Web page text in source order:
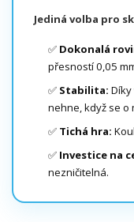
Jediná volba pro
✅ Dokonalá
přesností 0,05
✅ Stabilita:
nehne, když se o
✅ Tichá hra:
✅ Investice na
nezničitelná.